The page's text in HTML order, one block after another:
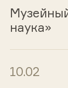
наука»
10.02